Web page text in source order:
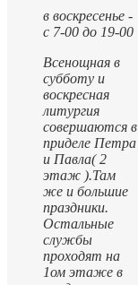
в воскресенье -
с 7-00 до 19-00
Всенощная в
субботу и
воскресная
литургия
совершаются в
приделе Петра
и Павла( 2
этаж ).Там
же и большие
праздники.
Остальные
службы
проходят на
1ом этаже в